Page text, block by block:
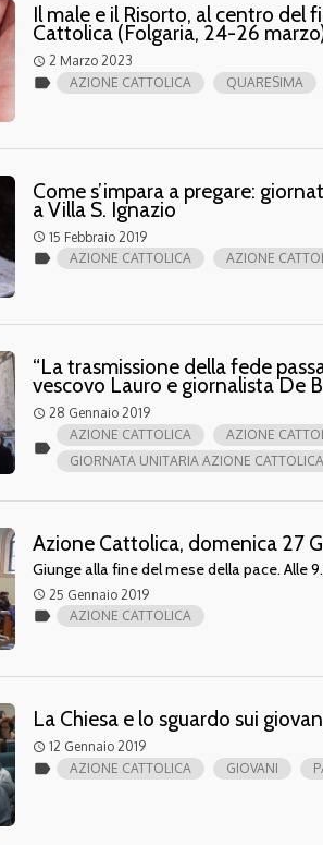
Il male e il Risorto, al centro del
Cattolica (Folgaria, 24-26
access_time 2 Marzo 2023
label AZIONE CATTOLICA QUARESIMA
Come s’impara a pregare:
a Villa S. Ignazio
access_time 15 Febbraio 2019
label AZIONE CATTOLICA AZIONE
“La trasmissione della fede
vescovo Lauro e giornalista De
access_time 28 Gennaio 2019
label
AZIONE CATTOLICA AZIONE
GIORNATA UNITARIA AZIONE
Azione Cattolica, domenica 27
Giunge alla fine del mese della pace. Alle
access_time 25 Gennaio 2019
label AZIONE CATTOLICA
La Chiesa e lo sguardo sui
access_time 12 Gennaio 2019
label AZIONE CATTOLICA GIOVANI